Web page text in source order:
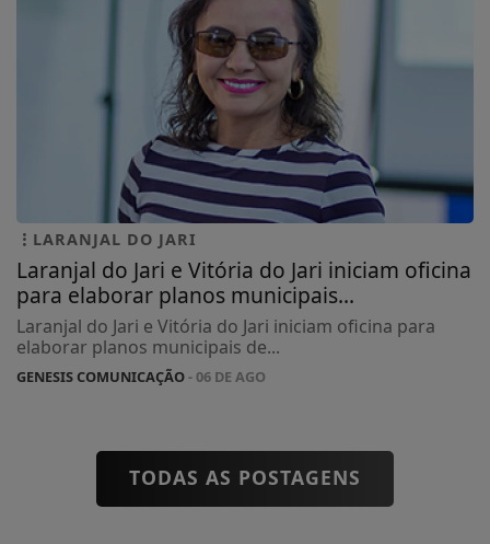
LARANJAL DO JARI
Laranjal do Jari e Vitória do Jari iniciam oficina
para elaborar planos municipais...
Laranjal do Jari e Vitória do Jari iniciam oficina para
elaborar planos municipais de...
GENESIS COMUNICAÇÃO- 06 DE AGO
TODAS AS POSTAGENS